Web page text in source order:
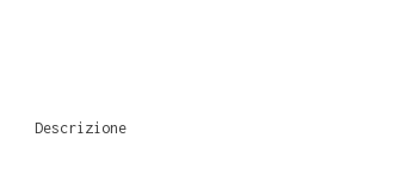
Descrizione